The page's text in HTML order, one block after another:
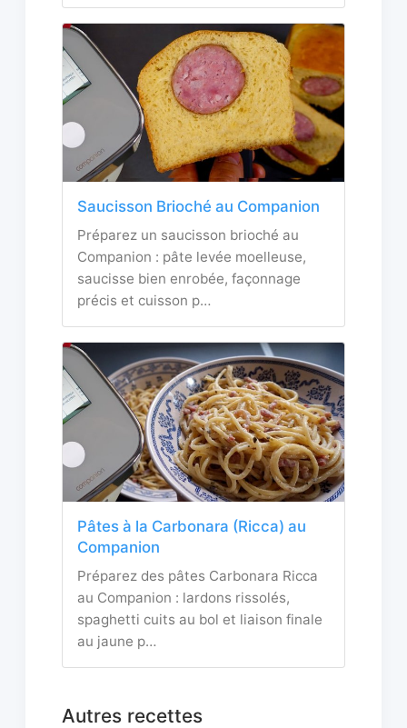
Saucisson Brioché au Companion
Préparez un saucisson brioché au
Companion : pâte levée moelleuse,
saucisse bien enrobée, façonnage
précis et cuisson p…
Pâtes à la Carbonara (Ricca) au
Companion
Préparez des pâtes Carbonara Ricca
au Companion : lardons rissolés,
spaghetti cuits au bol et liaison finale
au jaune p…
Autres recettes